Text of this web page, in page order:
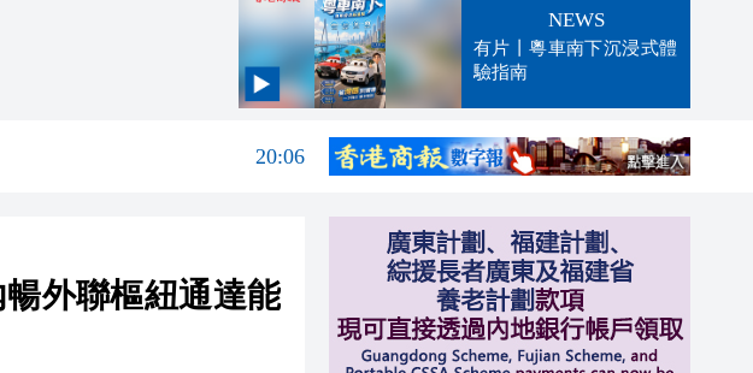
NEWS
有片丨粵車南下沉浸式體
驗指南
20:06
18:34
外聯樞紐通達能